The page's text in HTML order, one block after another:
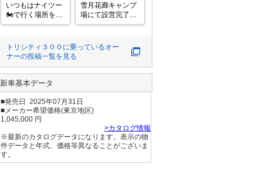
いつもはナイツー
🏍️で行く場所を昼
にふらっとソロツ
帰って来たらマフ
ラーガードが無く
なってた😭
雪月花廊キャンプ
場にて設営完了。
廃校になった小学
ンした懐かしさ溢
れる場所。#トリ
トリシティ３００ に乗っているオー
ナーの投稿一覧を見る
新車基本データ
■発売日 2025年07月31日
■メーカー希望価格(東京地区)
1,045,000 円
>カタログ情報
※最新のカタログデータになります。表示の物
件データと年式、価格等異なることがございま
す。